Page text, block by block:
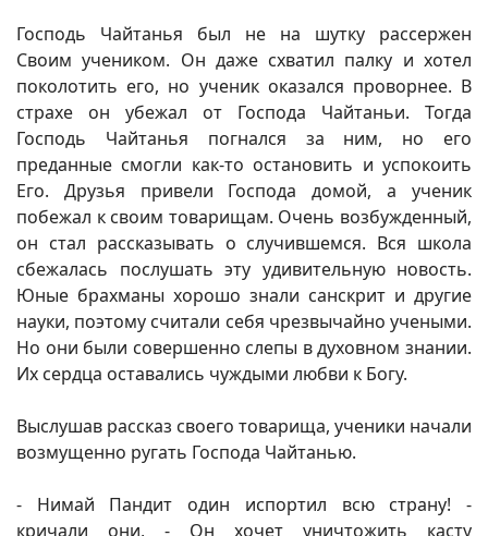
Господь Чайтанья был не на шутку рассержен
Своим учеником. Он даже схватил палку и хотел
поколотить его, но ученик оказался проворнее. В
страхе он убежал от Господа Чайтаньи. Тогда
Господь Чайтанья погнался за ним, но его
преданные смогли как-то остановить и успокоить
Его. Друзья привели Господа домой, а ученик
побежал к своим товарищам. Очень возбужденный,
он стал рассказывать о случившемся. Вся школа
сбежалась послушать эту удивительную новость.
Юные брахманы хорошо знали санскрит и другие
науки, поэтому считали себя чрезвычайно учеными.
Но они были совершенно слепы в духовном знании.
Их сердца оставались чуждыми любви к Богу.
Выслушав рассказ своего товарища, ученики начали
возмущенно ругать Господа Чайтанью.
- Нимай Пандит один испортил всю страну! -
кричали они, - Он хочет уничтожить касту